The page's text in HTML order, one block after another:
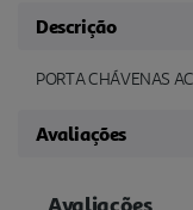
Descrição
PORTA CHÁVENAS
Avaliações